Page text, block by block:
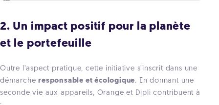
2. Un impact positif pour la planète
et le portefeuille
Outre l’aspect pratique, cette initiative s’inscrit dans une
démarcheresponsable et écologique. En donnant une
seconde vie aux appareils, Orange et Dipli contribuent à